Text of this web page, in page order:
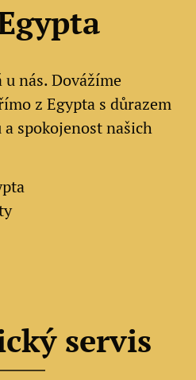
nás. Dovážíme
z Egypta s důrazem
spokojenost našich
servis